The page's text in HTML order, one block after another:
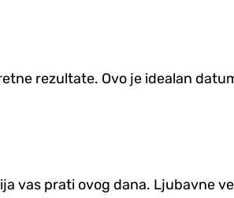
rezultate. Ovo je idealan
vas prati ovog dana. Ljubavne